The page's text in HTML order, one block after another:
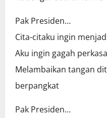
Pak Presiden…
Cita-citaku ingin
Aku ingin gagah
Melambaikan tangan
berpangkat
Pak Presiden…